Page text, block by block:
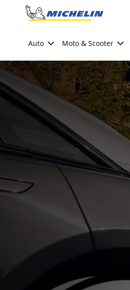
Go to page content
Auto Moto & Scooter